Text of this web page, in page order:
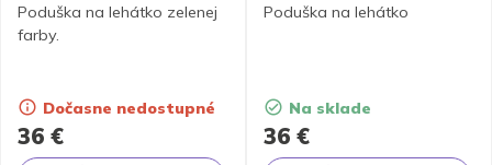
36 €
Poduška na lehátko zelenej
farby.
Dočasne nedostupné
36 €
Poduška na lehátko
Na sklade